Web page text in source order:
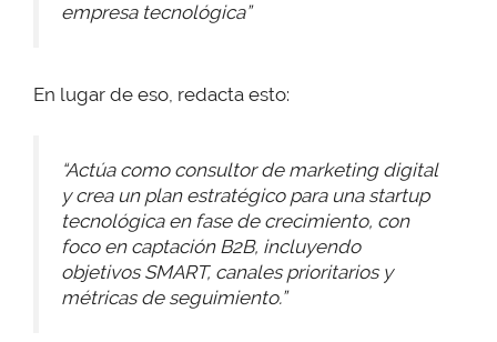
empresa tecnológica”
En lugar de eso, redacta esto:
“Actúa como consultor de marketing digital
y crea un plan estratégico para una startup
tecnológica en fase de crecimiento, con
foco en captación B2B, incluyendo
objetivos SMART, canales prioritarios y
métricas de seguimiento.”